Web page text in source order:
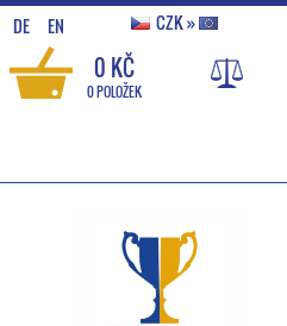
DE EN CZK»
0 KČ
0 POLOŽEK